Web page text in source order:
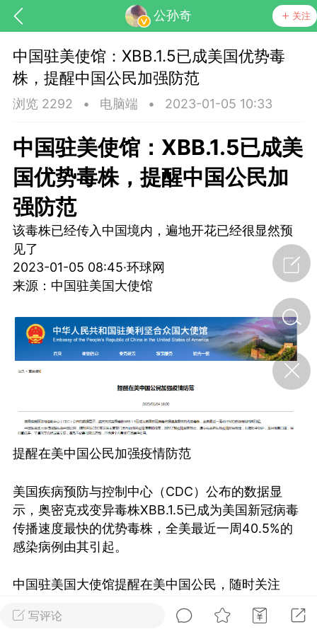
公孙奇 关注
节气气象
·特急预警】关
节返乡期间“闪
如何购买【理肺清瘟膏】
【养正护络膏】？
小海（HAi）
容平，顺时收
时精气
谷气行、营卫通：内经视角
写评论
中国驻美使馆：XBB.1.5已成美国优势毒
株，提醒中国公民加强防范
浏览 2292 • 电脑端 • 2023-01-05 10:33
中国驻美使馆：XBB.1.5已成美
国优势毒株，提醒中国公民加
强防范
该毒株已经传入中国境内，遍地开花已经很显然预
见了
2023-01-05 08:45·环球网
来源：中国驻美国大使馆
提醒在美中国公民加强疫情防范
美国疾病预防与控制中心（CDC）公布的数据显
示，奥密克戎变异毒株XBB.1.5已成为美国新冠病毒
传播速度最快的优势毒株，全美最近一周40.5%的
感染病例由其引起。
中国驻美国大使馆提醒在美中国公民，随时关注
及时了解疫情最新动态，遵守在美所在地疫情防控